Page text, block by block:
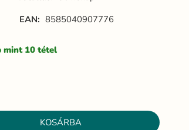
EAN: 8585040907776
mint 10 tétel